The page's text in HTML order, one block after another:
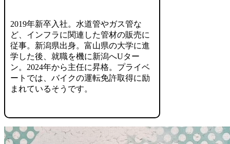
2019年新卒入社。水道管やガス管な
ど、インフラに関連した管材の販売に
従事。新潟県出身。富山県の大学に進
学した後、就職を機に新潟へUター
ン。2024年から主任に昇格。プライベ
ートでは、バイクの運転免許取得に励
まれているそうです。